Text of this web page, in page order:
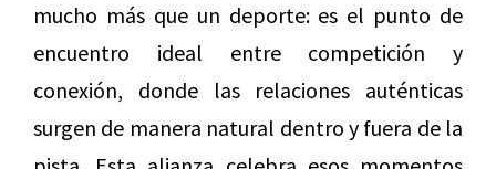
mucho más que un deporte: es el punto de
encuentro ideal entre competición y
conexión, donde las relaciones auténticas
surgen de manera natural dentro y fuera de la